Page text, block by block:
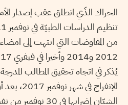
الحراك الذّي انطلق عقب إصدار
من المفاوضات التي انتهت إلى
يُذكر في اتجاه تحقيق المطالب
الإنفراج
الشبّان إضرابها في